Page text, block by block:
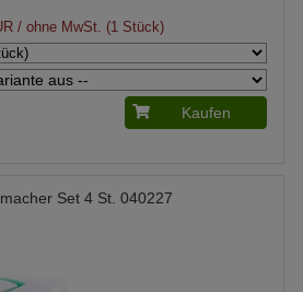
/ ohne MwSt. (1 Stück)
Kaufen
Set 4 St. 040227